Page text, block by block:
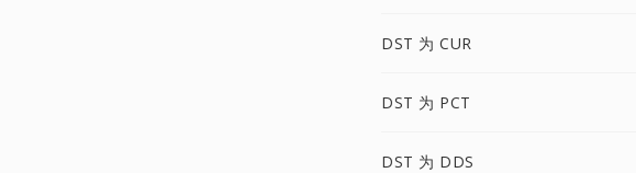
DST 为 CUR
DST 为 PCT
DST 为 DDS